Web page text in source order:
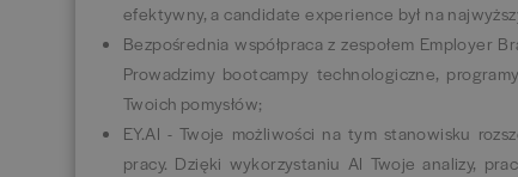
efektywny, a candidate experience był na
Bezpośrednia współpraca z zespołem Employer
Prowadzimy bootcampy technologiczne,
Twoich pomysłów;
EY.AI - Twoje możliwości na tym stanowisku
pracy. Dzięki wykorzystaniu AI Twoje analizy,